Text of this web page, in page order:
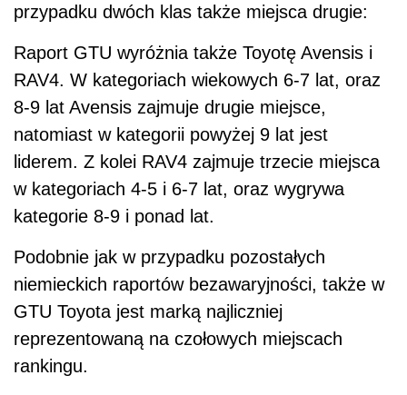
przypadku dwóch klas także miejsca drugie:
Raport GTU wyróżnia także Toyotę Avensis i
RAV4. W kategoriach wiekowych 6-7 lat, oraz
8-9 lat Avensis zajmuje drugie miejsce,
natomiast w kategorii powyżej 9 lat jest
liderem. Z kolei RAV4 zajmuje trzecie miejsca
w kategoriach 4-5 i 6-7 lat, oraz wygrywa
kategorie 8-9 i ponad lat.
Podobnie jak w przypadku pozostałych
niemieckich raportów bezawaryjności, także w
GTU Toyota jest marką najliczniej
reprezentowaną na czołowych miejscach
rankingu.